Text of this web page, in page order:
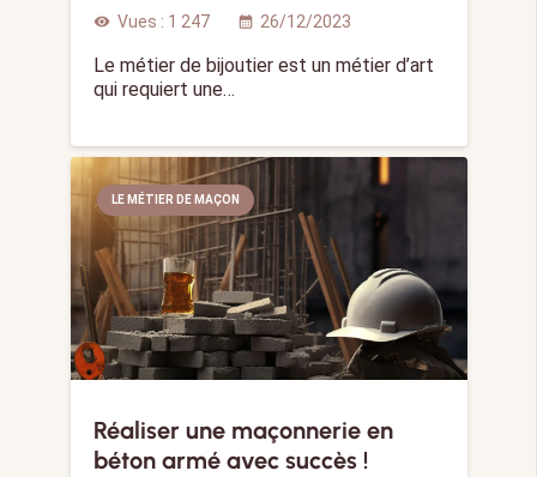
visibility Vues : 1 247 calendar_month 26/12/2023
Le métier de bijoutier est un métier d’art
qui requiert une…
LE MÉTIER DE MAÇON
Réaliser une maçonnerie en
béton armé avec succès !